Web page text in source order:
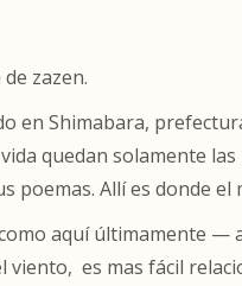
zazen.
en Shimabara,
quedan solamente las
poemas. Allí es donde el
aquí últimamente —
viento, es mas fácil